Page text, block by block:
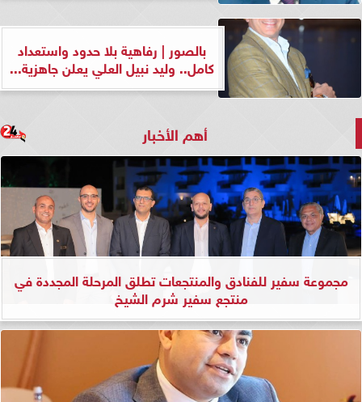
بالصور | رفاهية بلا حدود واستعداد
كامل.. وليد نبيل العلي يعلن جاهزية...
أهم الأخبار
مجموعة سفير للفنادق والمنتجعات تطلق المرحلة المجددة في
منتجع سفير شرم الشيخ